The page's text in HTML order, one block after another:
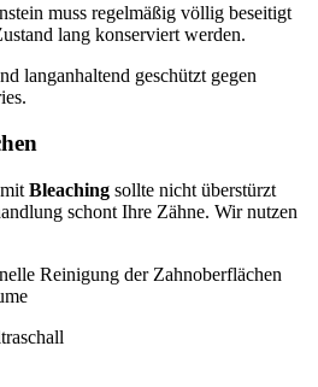
muss regelmäßig völlig beseitigt
lang konserviert werden.
langanhaltend geschützt gegen
Bleaching sollte nicht überstürzt
schont Ihre Zähne. Wir nutzen
Reinigung der Zahnoberflächen